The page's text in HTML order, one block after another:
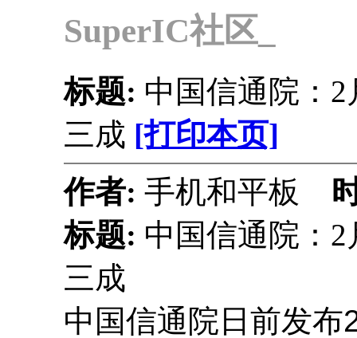
SuperIC社区_
标题: 中国信通院：
三成 [打印本页]
作者: 手机和平板
标题: 中国信通院：
三成
中国信通院日前发